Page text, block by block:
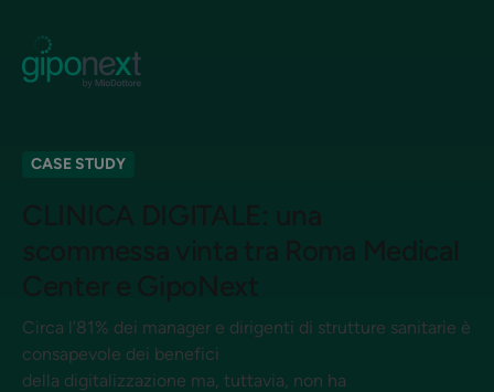
CASE STUDY
Circa l’81% dei manager e dirigenti di strutture sanitarie è
consapevole dei benefici
della digitalizzazione ma, tuttavia, non ha